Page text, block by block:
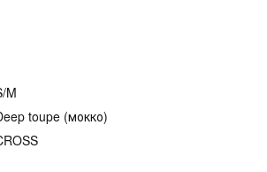
M
toupe (мокко)